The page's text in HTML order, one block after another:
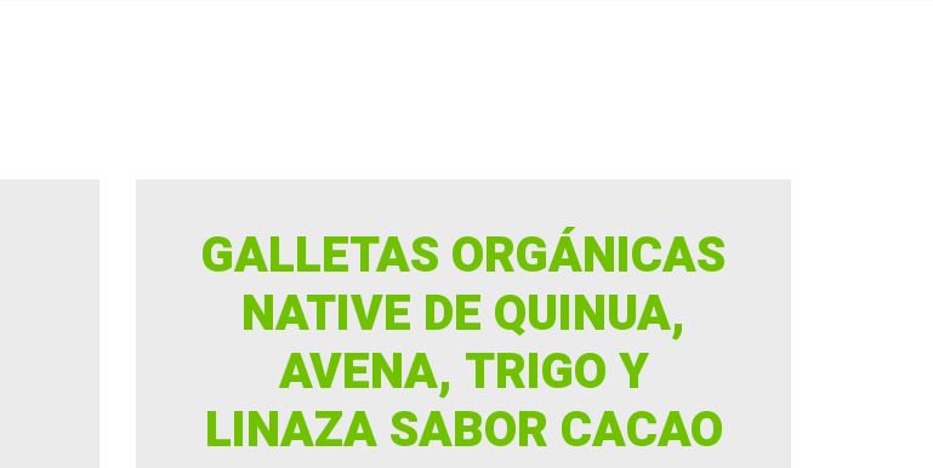
GALLETAS ORGÁNICAS
NATIVE DE QUINUA,
AVENA, TRIGO Y
LINAZA SABOR CACAO